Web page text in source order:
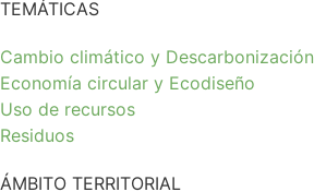
TEMÁTICAS
Cambio climático y Descarbonización
Economía circular y Ecodiseño
Uso de recursos
Residuos
ÁMBITO TERRITORIAL